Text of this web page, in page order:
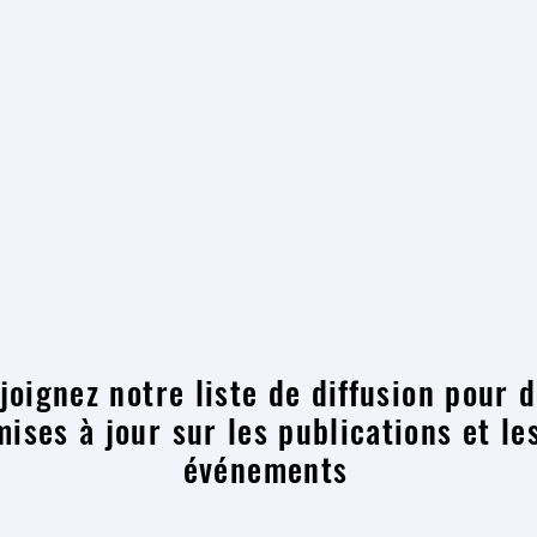
notre liste de diffusion pour
à jour sur les publications et
événements